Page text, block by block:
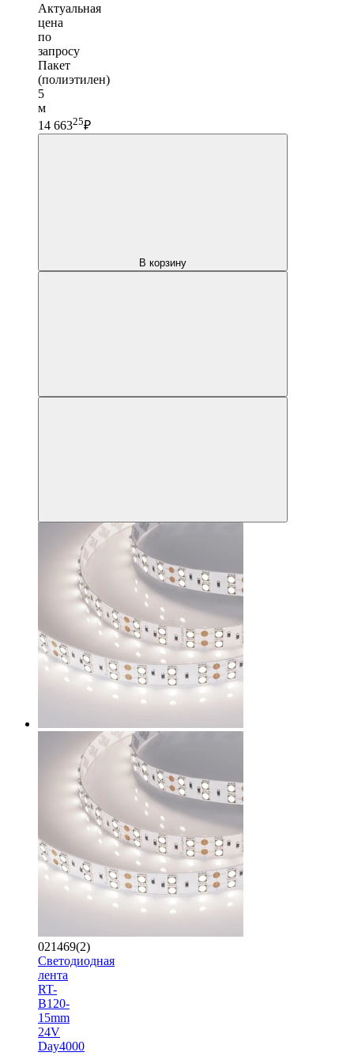
Актуальная
цена
по
запросу
Пакет
(полиэтилен)
5
м
14 66325₽
В корзину
021469(2)
Светодиодная
лента
RT-
B120-
15mm
24V
Day4000